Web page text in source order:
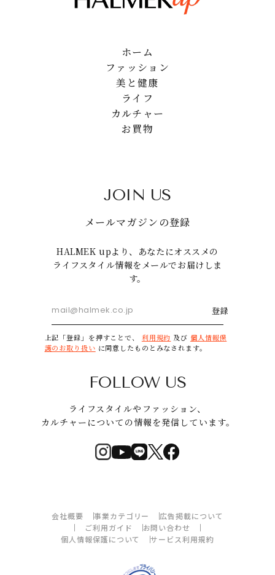
ホーム
ファッション
美と健康
ライフ
カルチャー
お買物
JOIN US
メールマガジンの登録
HALMEK upより、あなたにオススメの
ライフスタイル情報をメールでお届けしま
す。
登録
上記「登録」を押すことで、 利用規約 及び 個人情報保
護のお取り扱い に同意したものとみなされます。
FOLLOW US
ライフスタイルやファッション、
カルチャーについての情報を発信しています。
会社概要 事業カテゴリー
広告掲載について
ご利用ガイド
お問い合わせ
個人情報保護について
サービス利用規約